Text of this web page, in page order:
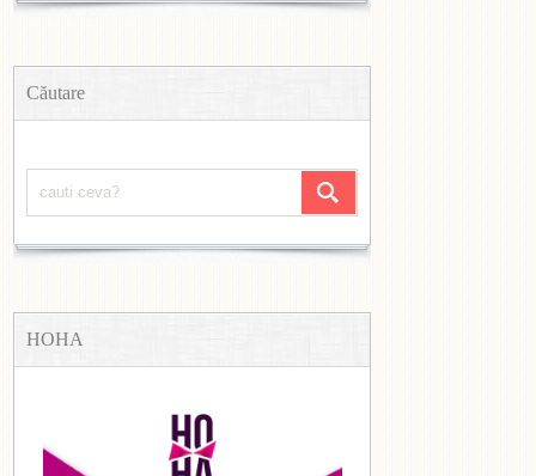
Căutare
HOHA